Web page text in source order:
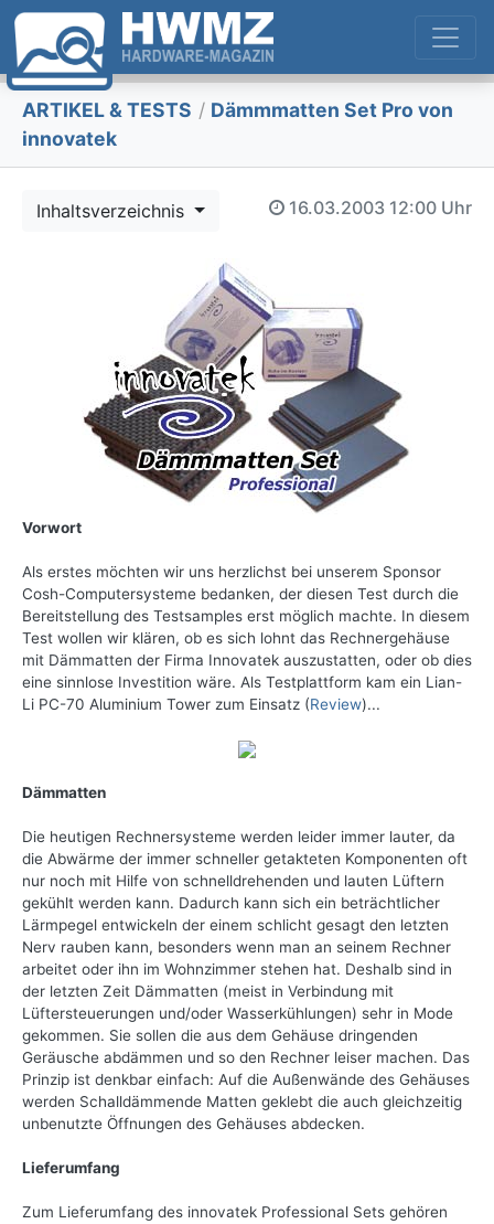
ARTIKEL & TESTS / Dämmmatten Set Pro von
innovatek
Inhaltsverzeichnis 16.03.2003 12:00 Uhr
Vorwort
Als erstes möchten wir uns herzlichst bei unserem Sponsor
Cosh-Computersysteme bedanken, der diesen Test durch die
Bereitstellung des Testsamples erst möglich machte. In diesem
Test wollen wir klären, ob es sich lohnt das Rechnergehäuse
mit Dämmatten der Firma Innovatek auszustatten, oder ob dies
eine sinnlose Investition wäre. Als Testplattform kam ein Lian-
Li PC-70 Aluminium Tower zum Einsatz (Review)...
Dämmatten
Die heutigen Rechnersysteme werden leider immer lauter, da
die Abwärme der immer schneller getakteten Komponenten oft
nur noch mit Hilfe von schnelldrehenden und lauten Lüftern
gekühlt werden kann. Dadurch kann sich ein beträchtlicher
Lärmpegel entwickeln der einem schlicht gesagt den letzten
Nerv rauben kann, besonders wenn man an seinem Rechner
arbeitet oder ihn im Wohnzimmer stehen hat. Deshalb sind in
der letzten Zeit Dämmatten (meist in Verbindung mit
Lüftersteuerungen und/oder Wasserkühlungen) sehr in Mode
gekommen. Sie sollen die aus dem Gehäuse dringenden
Geräusche abdämmen und so den Rechner leiser machen. Das
Prinzip ist denkbar einfach: Auf die Außenwände des Gehäuses
werden Schalldämmende Matten geklebt die auch gleichzeitig
unbenutzte Öffnungen des Gehäuses abdecken.
Lieferumfang
Zum Lieferumfang des innovatek Professional Sets gehören